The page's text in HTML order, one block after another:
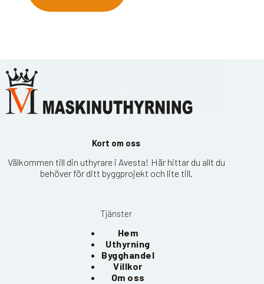
Kort om oss
Välkommen till din uthyrare i Avesta! Här hittar du allt du
behöver för ditt byggprojekt och lite till.
Tjänster
Hem
Uthyrning
Bygghandel
Villkor
Om oss